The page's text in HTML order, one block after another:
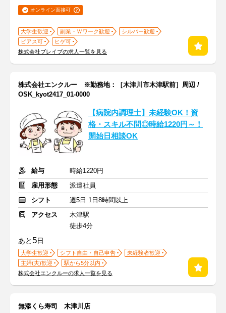
オンライン面接可
大学生歓迎 副業・Ｗワーク歓迎
シルバー歓迎
ピアス可
ヒゲ可
株式会社ブレイブの求人一覧を見る
株式会社エンクルー ※勤務地：［木津川市木津駅前］周辺 /
OSK_kyot2417_01-0000
【病院内調理士】未経験OK！資
格・スキル不問◎時給1220円～！
開始日相談OK
給与
時給1220円
雇用形態
派遣社員
シフト
週5日 1日8時間以上
アクセス
木津駅
徒歩4分
あと 5日
大学生歓迎 シフト自由・自己申告
未経験者歓迎
主婦(夫)歓迎
駅から5分以内
株式会社エンクルーの求人一覧を見る
無添くら寿司 木津川店